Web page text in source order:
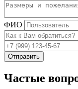
ФИО
Отправить
Частые